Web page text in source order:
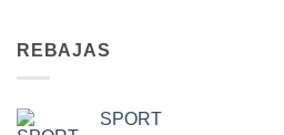
REBAJAS
SPORT